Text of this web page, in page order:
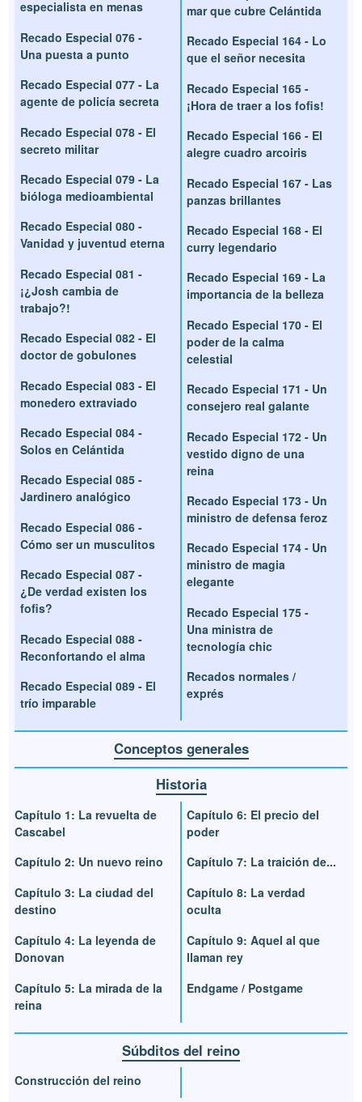
especialista en menas
Recado Especial 076 -
Una puesta a punto
Recado Especial 077 - La
agente de policía secreta
Recado Especial 078 - El
secreto militar
Recado Especial 079 - La
bióloga medioambiental
Recado Especial 080 -
Vanidad y juventud eterna
Recado Especial 081 -
¡¿Josh cambia de
trabajo?!
Recado Especial 082 - El
doctor de gobulones
Recado Especial 083 - El
monedero extraviado
Recado Especial 084 -
Solos en Celántida
Recado Especial 085 -
Jardinero analógico
Recado Especial 086 -
Cómo ser un musculitos
Recado Especial 087 -
¿De verdad existen los
fofis?
Recado Especial 088 -
Reconfortando el alma
Recado Especial 089 - El
trío imparable
mar que cubre Celántida
Recado Especial 164 - Lo
que el señor necesita
Recado Especial 165 -
¡Hora de traer a los fofis!
Recado Especial 166 - El
alegre cuadro arcoiris
Recado Especial 167 - Las
panzas brillantes
Recado Especial 168 - El
curry legendario
Recado Especial 169 - La
importancia de la belleza
Recado Especial 170 - El
poder de la calma
celestial
Recado Especial 171 - Un
consejero real galante
Recado Especial 172 - Un
vestido digno de una
reina
Recado Especial 173 - Un
ministro de defensa feroz
Recado Especial 174 - Un
ministro de magia
elegante
Recado Especial 175 -
Una ministra de
tecnología chic
Recados normales /
exprés
Conceptos generales
Historia
Capítulo 1: La revuelta de
Cascabel
Capítulo 2: Un nuevo reino
Capítulo 3: La ciudad del
destino
Capítulo 4: La leyenda de
Donovan
Capítulo 5: La mirada de la
reina
Capítulo 6: El precio del
poder
Capítulo 7: La traición de...
Capítulo 8: La verdad
oculta
Capítulo 9: Aquel al que
llaman rey
Endgame / Postgame
Súbditos del reino
Construcción del reino